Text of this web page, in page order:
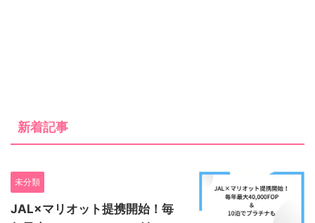
新着記事
未分類
JAL×マリオット提携開始！毎